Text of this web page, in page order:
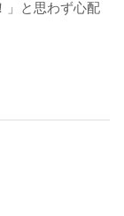
」と思わず心配